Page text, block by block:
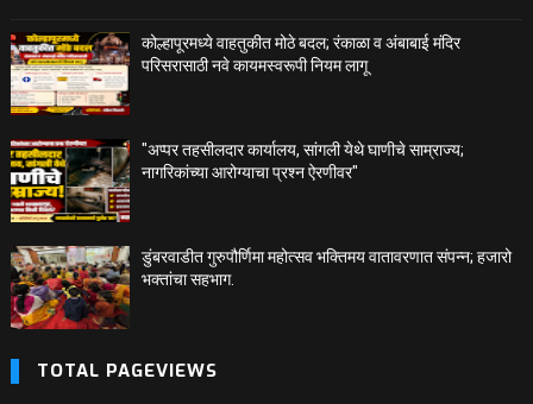
कोल्हापूरमध्ये वाहतुकीत मोठे बदल; रंकाळा व अंबाबाई मंदिर
परिसरासाठी नवे कायमस्वरूपी नियम लागू
"अप्पर तहसीलदार कार्यालय, सांगली येथे घाणीचे साम्राज्य;
नागरिकांच्या आरोग्याचा प्रश्न ऐरणीवर"
डुंबरवाडीत गुरुपौर्णिमा महोत्सव भक्तिमय वातावरणात संपन्न; हजारो
भक्तांचा सहभाग.
TOTAL PAGEVIEWS